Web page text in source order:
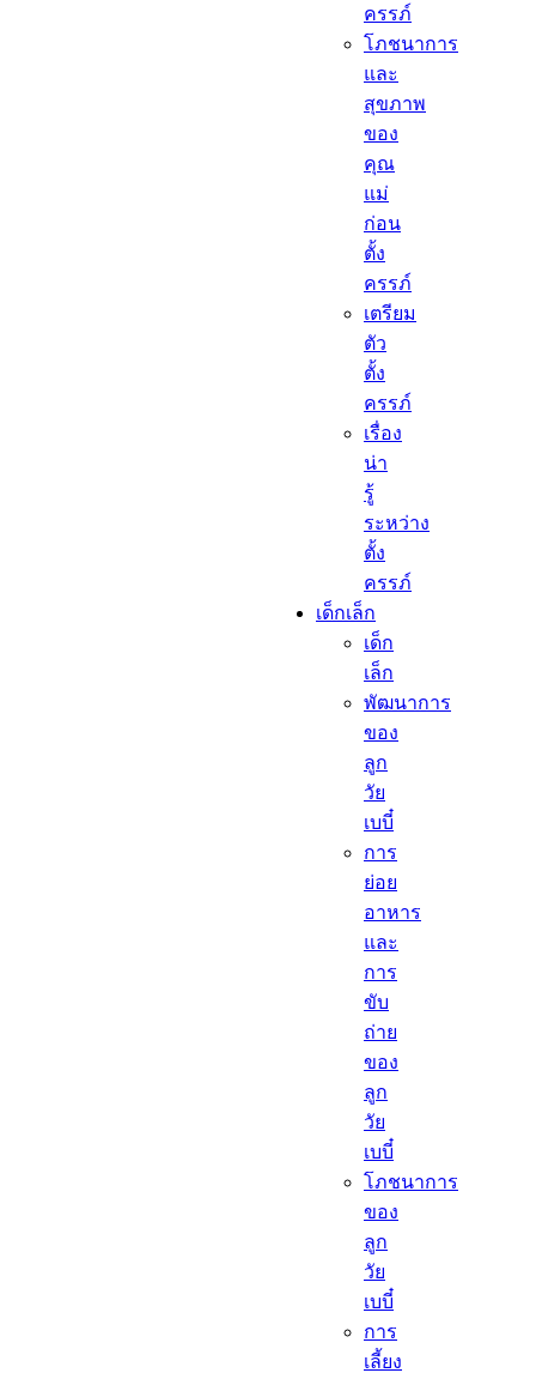
ครรภ์​
โภชนาการ
และ
สุขภาพ
ของ
คุณ
แม่
ก่อน
ตั้ง
ครรภ์
เตรียม
ตัว
ตั้ง
ครรภ์
เรื่อง
น่า
รู้
ระหว่าง
ตั้ง
ครรภ์
เด็กเล็ก​
เด็ก
เล็ก​
พัฒนาการ
ของ
ลูก
วัย
เบบี๋
การ
ย่อย
อาหาร
และ
การ
ขับ
ถ่าย
ของ
ลูก
วัย
เบบี๋
โภชนาการ
ของ
ลูก
วัย
เบบี๋
การ
เลี้ยง